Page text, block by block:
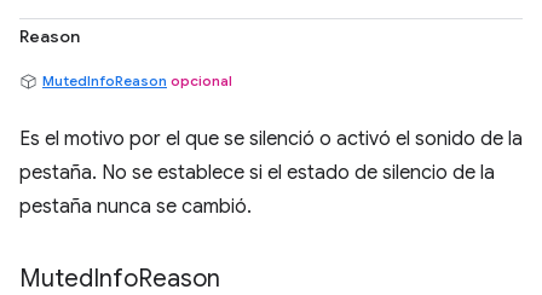
Reason
MutedInfoReason opcional
Es el motivo por el que se silenció o activó el sonido de la
pestaña. No se establece si el estado de silencio de la
pestaña nunca se cambió.
MutedInfoReason